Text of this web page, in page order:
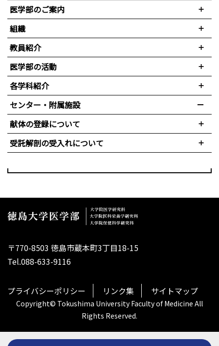
医学部のご案内
組織
教員紹介
医学部の活動
各学科紹介
センター・附属施設
献体の登録について
受託解剖の受入れについて
〒770-8503 徳島市蔵本町3丁目18-15
Tel.088-633-9116
プライバシーポリシー リンク集 サイトマップ
Copyright© Tokushima University Faculty of Medicine All
Rights Reserved.